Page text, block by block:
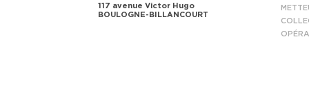
117 avenue Victor Hugo
BOULOGNE-BILLANCOURT